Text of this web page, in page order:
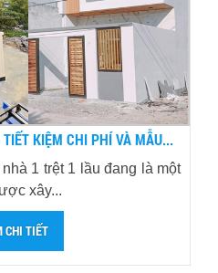
KIỆM CHI PHÍ VÀ MẪU...
1 trệt 1 lầu đang là một
xây...
CHI TIẾT